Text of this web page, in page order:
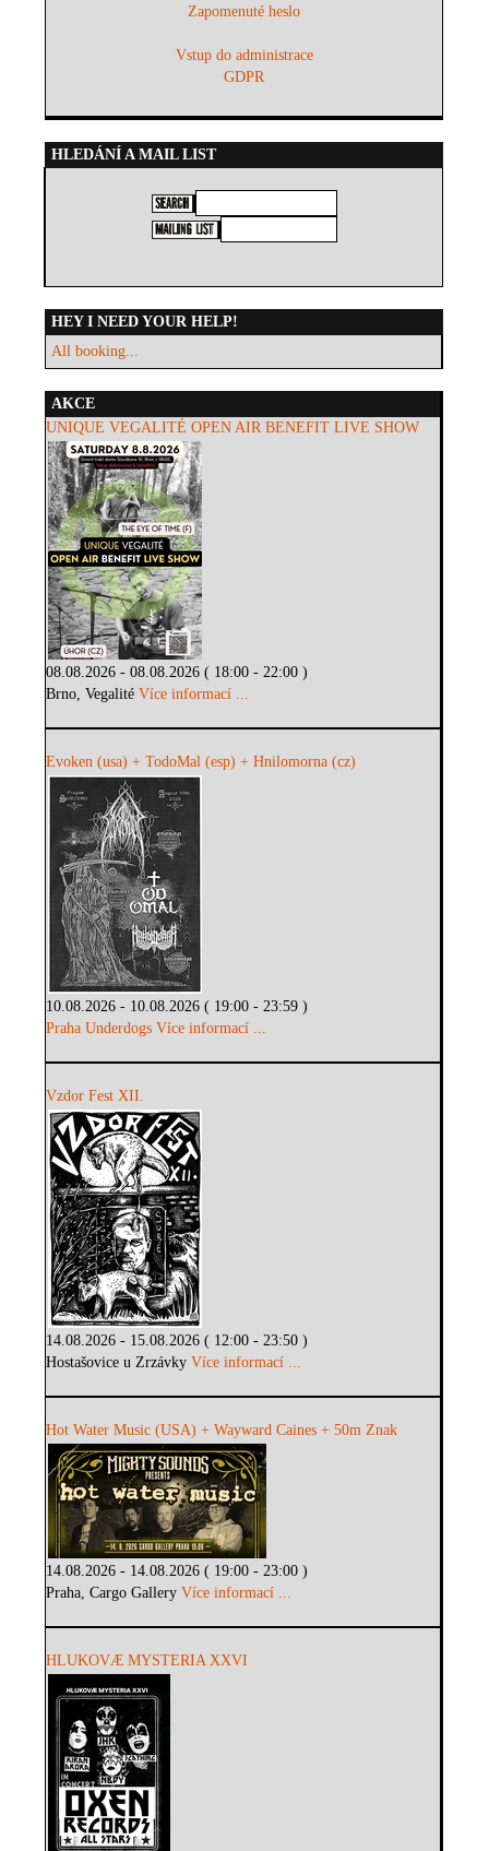
Zapomenuté heslo
Vstup do administrace
GDPR
HLEDÁNÍ A MAIL LIST
HEY I NEED YOUR HELP!
All booking...
AKCE
UNIQUE VEGALITÉ OPEN AIR BENEFIT LIVE SHOW
08.08.2026 - 08.08.2026 ( 18:00 - 22:00 )
Brno, VegalitéVíce informací ...
Evoken (usa) + TodoMal (esp) + Hnilomorna (cz)
10.08.2026 - 10.08.2026 ( 19:00 - 23:59 )
Praha Underdogs Více informací ...
Vzdor Fest XII.
14.08.2026 - 15.08.2026 ( 12:00 - 23:50 )
Hostašovice u ZrzávkyVíce informací ...
Hot Water Music (USA) + Wayward Caines + 50m Znak
14.08.2026 - 14.08.2026 ( 19:00 - 23:00 )
Praha, Cargo GalleryVíce informací ...
HLUKOVÆ MYSTERIA XXVI